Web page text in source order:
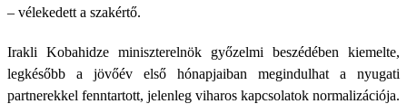
– vélekedett a szakértő.
Irakli Kobahidze miniszterelnök győzelmi beszédében kiemelte,
legkésőbb a jövőév első hónapjaiban megindulhat a nyugati
partnerekkel fenntartott, jelenleg viharos kapcsolatok normalizációja.